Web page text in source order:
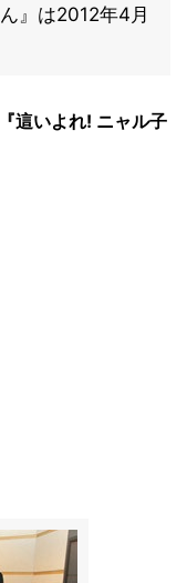
』は2012年4月
這いよれ! ニャル子